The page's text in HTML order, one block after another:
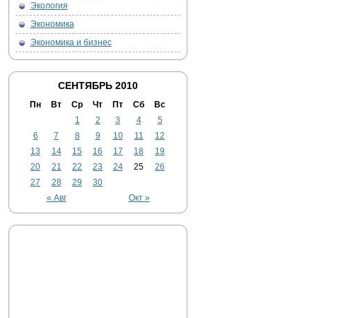
Экология
Экономика
Экономика и бизнес
СЕНТЯБРЬ 2010
Пн Вт Ср Чт Пт Сб Вс
« Авг Окт »
1 2 3 4
5
6
7 8 9 10 11
12
13
14 15 16 17 18
19
20
21 22 23 24 25
26
27
28 29 30